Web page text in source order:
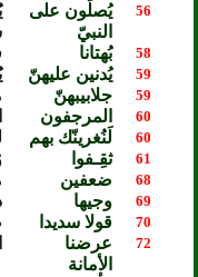
56
يُصلّون على
النبيّ
58 بُهتانا
59 يُدنين عليهنّ
59 جلابيبهنّ
60 المرجفون
60 لَنُغرينّك بهم
61 ثقِـفوا
68 ضعفين
69 وجيها
70 قولا سديدا
72
عرضنا
الأمانة